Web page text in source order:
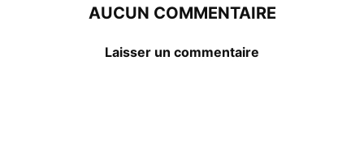
AUCUN COMMENTAIRE
Laisser un commentaire